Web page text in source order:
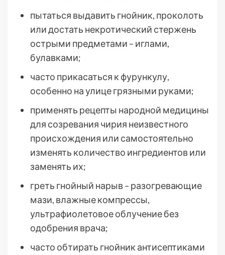
пытаться выдавить гнойник, проколоть
или достать некротический стержень
острыми предметами – иглами,
булавками;
часто прикасаться к фурункулу,
особенно на улице грязными руками;
применять рецепты народной медицины
для созревания чирия неизвестного
происхождения или самостоятельно
изменять количество ингредиентов или
заменять их;
греть гнойный нарыв – разогревающие
мази, влажные компрессы,
ультрафиолетовое облучение без
одобрения врача;
часто обтирать гнойник антисептиками